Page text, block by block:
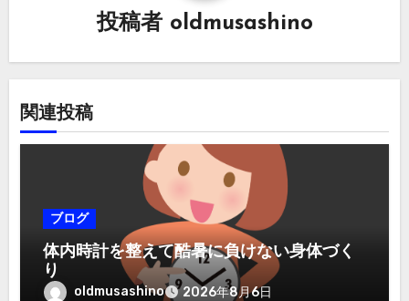
投稿者 oldmusashino
関連投稿
ブログ
体内時計を整えて酷暑に負けない身体づく
り
oldmusashino 2026年8月6日